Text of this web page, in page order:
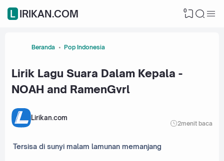
LIRIKAN.COM 0
Beranda Pop Indonesia
Lirik Lagu Suara Dalam Kepala -
NOAH and RamenGvrl
Lirikan.com
2menit baca
Tersisa di sunyi malam lamunan memanjang